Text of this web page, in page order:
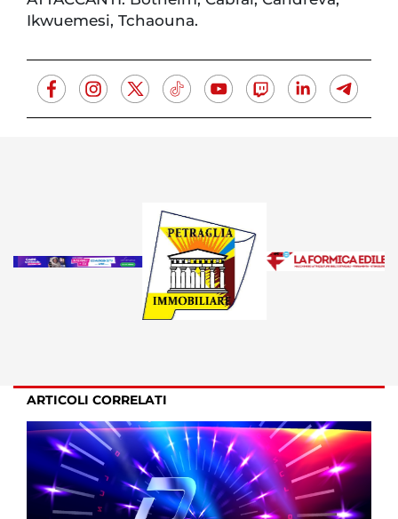
Ikwuemesi, Tchaouna.
ARTICOLI CORRELATI